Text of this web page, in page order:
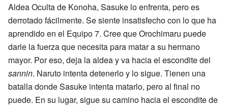
Aldea Oculta de Konoha, Sasuke lo enfrenta, pero es
derrotado fácilmente. Se siente insatisfecho con lo que ha
aprendido en el Equipo 7. Cree que Orochimaru puede
darle la fuerza que necesita para matar a su hermano
mayor. Por eso, deja la aldea y va hacia el escondite del
sannin. Naruto intenta detenerlo y lo sigue. Tienen una
batalla donde Sasuke intenta matarlo, pero al final no
puede. En su lugar, sigue su camino hacia el escondite de